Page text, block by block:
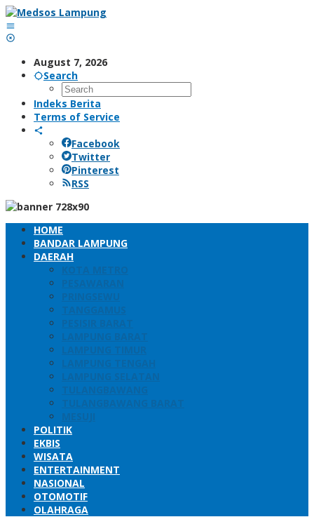
Skip
to
content
August 7, 2026
Search
Indeks Berita
Terms of Service
Facebook
Twitter
Pinterest
RSS
HOME
BANDAR LAMPUNG
DAERAH
KOTA METRO
PESAWARAN
PRINGSEWU
TANGGAMUS
PESISIR BARAT
LAMPUNG BARAT
LAMPUNG TIMUR
LAMPUNG TENGAH
LAMPUNG SELATAN
TULANGBAWANG
TULANGBAWANG BARAT
MESUJI
POLITIK
EKBIS
WISATA
ENTERTAINMENT
NASIONAL
OTOMOTIF
OLAHRAGA